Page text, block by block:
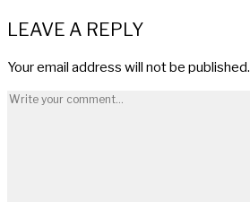
LEAVE A REPLY
Your email address will not be published.